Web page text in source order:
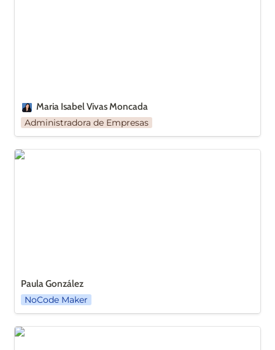
Maria Isabel Vivas Moncada
Administradora de Empresas
Paula González
Paula González
NoCode Maker
Ana Hurtado